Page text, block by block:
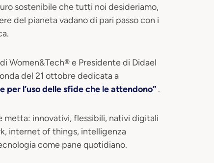
sostenibile che tutti noi desideriamo,
del pianeta vadano di pari passo con i
Women&Tech® e Presidente di Didael
del 21 ottobre dedicata a
l’uso delle sfide che le attendono” .
metta: innovativi, flessibili, nativi digitali
internet of things, intelligenza
come pane quotidiano.